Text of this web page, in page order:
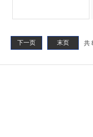
共
下一页 末页